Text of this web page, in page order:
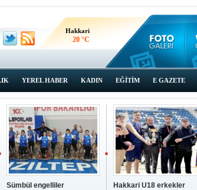
Hakkari
20 °C
YEREL HABER KADIN EĞİTİM E GAZETE
Sümbül engelliler
Hakkari U18 erkekler